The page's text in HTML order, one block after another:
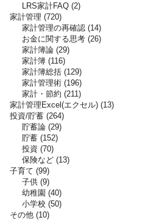
LRS家計FAQ 2
家計管理 720
家計管理の再確認 14
お金に関する思考 26
家計簿論 29
家計簿 116
家計簿総括 129
家計管理術 196
家計・節約
211
家計管理Excel(エクセル) 13
投資/貯蓄 264
貯蓄論 29
貯蓄 152
投資 70
保険など 13
子育て 99
子供 9
幼稚園
40
小学校 50
その他 10